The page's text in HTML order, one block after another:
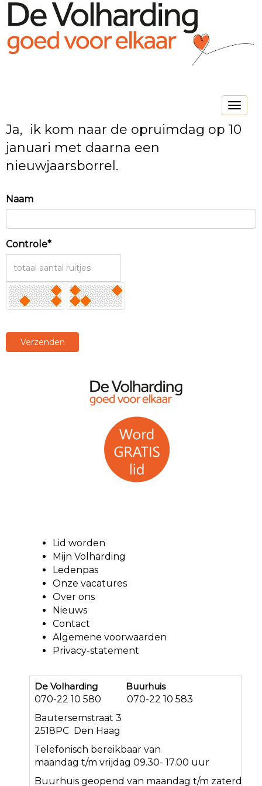
Toggle
Ja, ik kom naar de opruimdag op 10
januari met daarna een
nieuwjaarsborrel.
Naam
Controle*
Verzenden
Lid worden
Mijn Volharding
Ledenpas
Onze vacatures
Over ons
Nieuws
Contact
Algemene voorwaarden
Privacy-statement
De Volharding Buurhuis
070-22 10 580 070-22 10 583
Bautersemstraat 3
2518PC Den Haag
Telefonisch bereikbaar van
maandag t/m vrijdag 09.30- 17.00 uur
Buurhuis geopend van maandag t/m zaterdag<